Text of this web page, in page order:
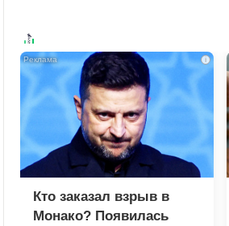
i
Кто заказал взрыв в
Монако? Появилась